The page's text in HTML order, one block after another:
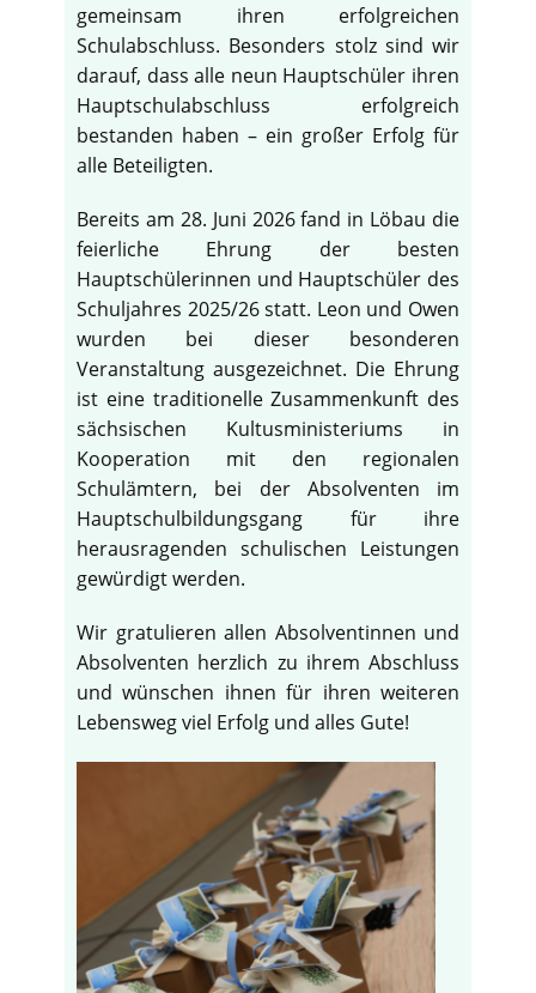
gemeinsam ihren erfolgreichen
Schulabschluss. Besonders stolz sind wir
darauf, dass alle neun Hauptschüler ihren
Hauptschulabschluss erfolgreich
bestanden haben – ein großer Erfolg für
alle Beteiligten.
Bereits am 28. Juni 2026 fand in Löbau die
feierliche Ehrung der besten
Hauptschülerinnen und Hauptschüler des
Schuljahres 2025/26 statt. Leon und Owen
wurden bei dieser besonderen
Veranstaltung ausgezeichnet. Die Ehrung
ist eine traditionelle Zusammenkunft des
sächsischen Kultusministeriums in
Kooperation mit den regionalen
Schulämtern, bei der Absolventen im
Hauptschulbildungsgang für ihre
herausragenden schulischen Leistungen
gewürdigt werden.
Wir gratulieren allen Absolventinnen und
Absolventen herzlich zu ihrem Abschluss
und wünschen ihnen für ihren weiteren
Lebensweg viel Erfolg und alles Gute!